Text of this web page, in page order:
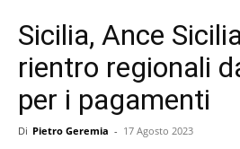
Sicilia, Ance
rientro regionali
per i pagamenti
Di Pietro Geremia - 17 Agosto 2023